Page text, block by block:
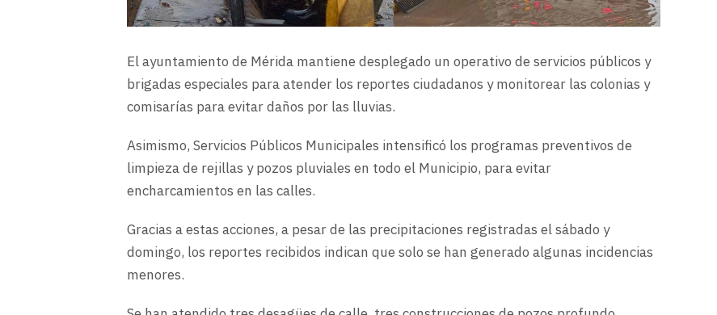
El ayuntamiento de Mérida mantiene desplegado un operativo de servicios públicos y
brigadas especiales para atender los reportes ciudadanos y monitorear las colonias y
comisarías para evitar daños por las lluvias.
Asimismo, Servicios Públicos Municipales intensificó los programas preventivos de
limpieza de rejillas y pozos pluviales en todo el Municipio, para evitar
encharcamientos en las calles.
Gracias a estas acciones, a pesar de las precipitaciones registradas el sábado y
domingo, los reportes recibidos indican que solo se han generado algunas incidencias
menores.